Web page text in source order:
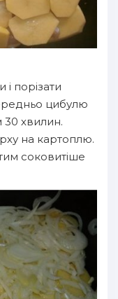
порізати
цибулю
хвилин.
на картоплю.
соковитіше